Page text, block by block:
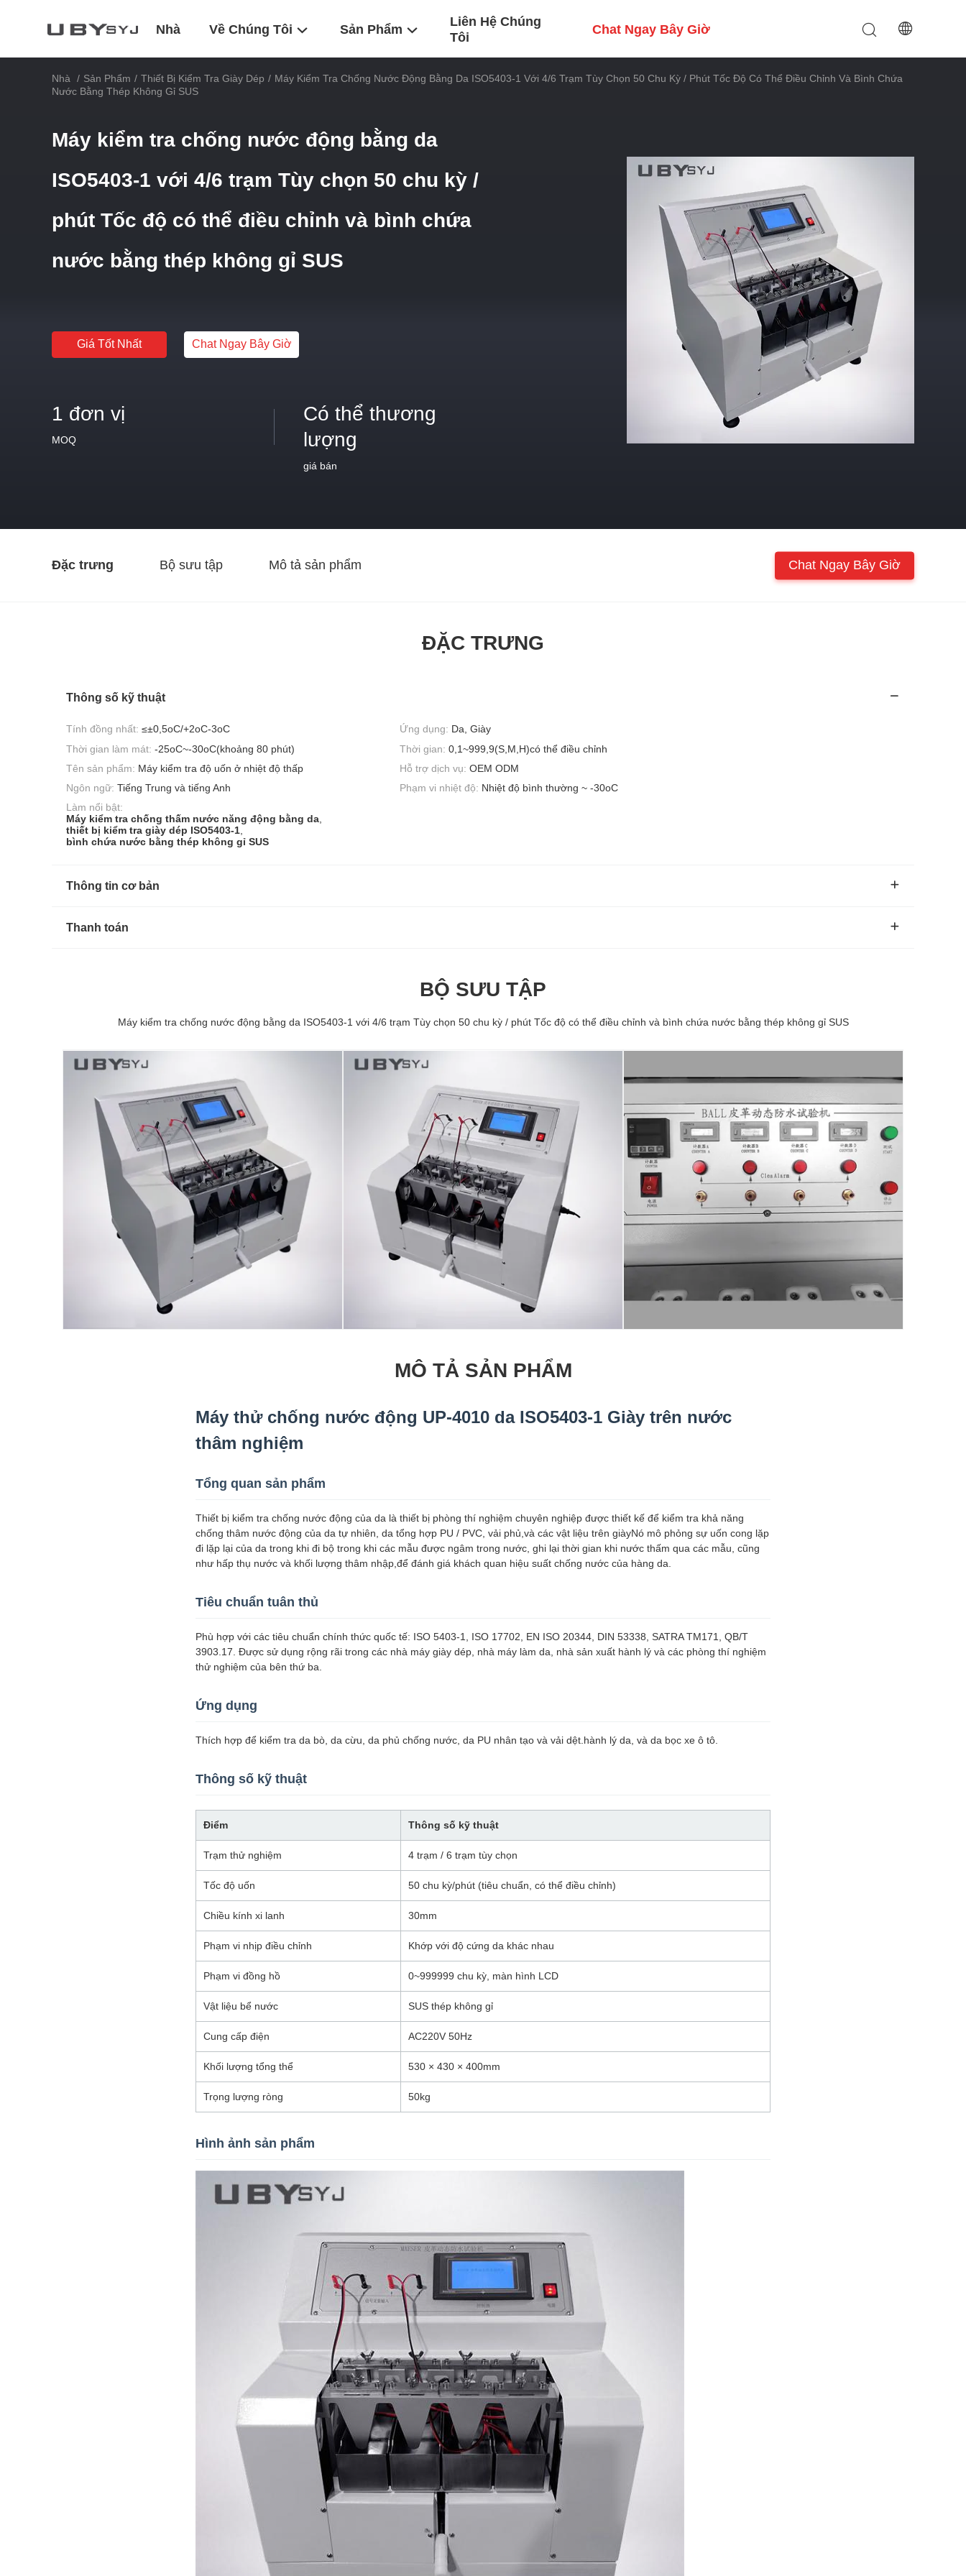
Nhà Về Chúng Tôi Sản Phẩm
Liên Hệ Chúng
Tôi
Chat Ngay Bây Giờ
Nhà / Sản Phẩm / Thiết Bị Kiểm Tra Giày Dép / Máy Kiểm Tra Chống Nước Động Bằng Da ISO5403-1 Với 4/6 Trạm Tùy Chọn 50 Chu Kỳ / Phút Tốc Độ Có Thể Điều Chỉnh Và Bình Chứa
Nước Bằng Thép Không Gỉ SUS
Máy kiểm tra chống nước động bằng da
ISO5403-1 với 4/6 trạm Tùy chọn 50 chu kỳ /
phút Tốc độ có thể điều chỉnh và bình chứa
nước bằng thép không gỉ SUS
Giá Tốt Nhất Chat Ngay Bây Giờ
1 đơn vị
MOQ
Có thể thương
lượng
giá bán
Đặc trưng Bộ sưu tập Mô tả sản phẩm Chat Ngay Bây Giờ
ĐẶC TRƯNG
Thông số kỹ thuật
Tính đồng nhất: ≤±0,5oC/+2oC-3oC Ứng dụng: Da, Giày
Thời gian làm mát: -25oC~-30oC(khoảng 80 phút) Thời gian: 0,1~999,9(S,M,H)có thể điều chỉnh
Tên sản phẩm: Máy kiểm tra độ uốn ở nhiệt độ thấp Hỗ trợ dịch vụ: OEM ODM
Ngôn ngữ: Tiếng Trung và tiếng Anh Phạm vi nhiệt độ: Nhiệt độ bình thường ~ -30oC
Làm nổi bật:
Máy kiểm tra chống thấm nước năng động bằng da,
thiết bị kiểm tra giày dép ISO5403-1,
bình chứa nước bằng thép không gỉ SUS
Thông tin cơ bản
Thanh toán
BỘ SƯU TẬP
Máy kiểm tra chống nước động bằng da ISO5403-1 với 4/6 trạm Tùy chọn 50 chu kỳ / phút Tốc độ có thể điều chỉnh và bình chứa nước bằng thép không gỉ SUS
MÔ TẢ SẢN PHẨM
Máy thử chống nước động UP-4010 da ISO5403-1 Giày trên nước
thâm nghiệm
Tổng quan sản phẩm
Thiết bị kiểm tra chống nước động của da là thiết bị phòng thí nghiệm chuyên nghiệp được thiết kế để kiểm tra khả năng
chống thâm nước động của da tự nhiên, da tổng hợp PU / PVC, vải phủ,và các vật liệu trên giàyNó mô phỏng sự uốn cong lặp
đi lặp lại của da trong khi đi bộ trong khi các mẫu được ngâm trong nước, ghi lại thời gian khi nước thấm qua các mẫu, cũng
như hấp thụ nước và khối lượng thâm nhập,để đánh giá khách quan hiệu suất chống nước của hàng da.
Tiêu chuẩn tuân thủ
Phù hợp với các tiêu chuẩn chính thức quốc tế: ISO 5403-1, ISO 17702, EN ISO 20344, DIN 53338, SATRA TM171, QB/T
3903.17. Được sử dụng rộng rãi trong các nhà máy giày dép, nhà máy làm da, nhà sản xuất hành lý và các phòng thí nghiệm
thử nghiệm của bên thứ ba.
Ứng dụng
Thích hợp để kiểm tra da bò, da cừu, da phủ chống nước, da PU nhân tạo và vải dệt.hành lý da, và da bọc xe ô tô.
Thông số kỹ thuật
Điểm Thông số kỹ thuật
Trạm thử nghiệm 4 trạm / 6 trạm tùy chọn
Tốc độ uốn 50 chu kỳ/phút (tiêu chuẩn, có thể điều chỉnh)
Chiều kính xi lanh 30mm
Phạm vi nhịp điều chỉnh Khớp với độ cứng da khác nhau
Phạm vi đồng hồ 0~999999 chu kỳ, màn hình LCD
Vật liệu bể nước SUS thép không gỉ
Cung cấp điện AC220V 50Hz
Khối lượng tổng thể 530 × 430 × 400mm
Trọng lượng ròng 50kg
Hình ảnh sản phẩm